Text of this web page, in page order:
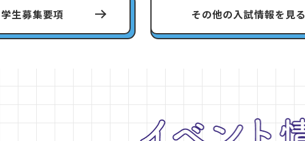
学生募集要項 その他の入試情報を見る